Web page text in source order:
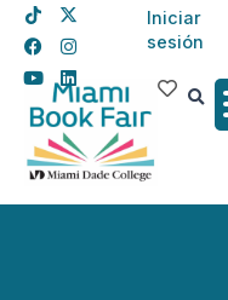
Iniciar
sesión